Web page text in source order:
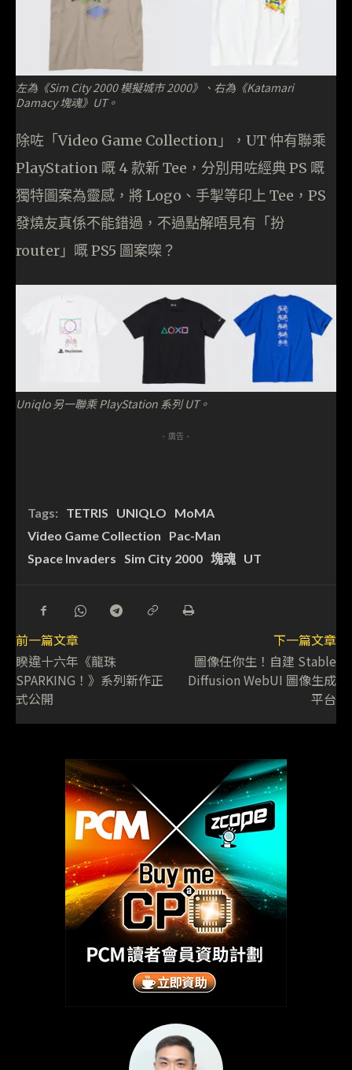
左為《Sim City 2000 模擬城市 2000》、右為《Katamari
Damacy 塊魂》UT。
除咗「Video Game Collection」，UT 仲有聯乘
PlayStation 嘅 4 款新 Tee，分別用咗經典 PS 嘅
獨特圖案為靈感，將 Logo、手掣等印上 Tee，PS
發燒友真係不能錯過，不過點解唔見有「扮
router」嘅 PS5 圖案㗎？
Uniqlo 另一聯乘 PlayStation 系列 UT。
- 廣告 -
Tags: TETRIS UNIQLO
MoMA
Video Game Collection
Pac-Man
Space Invaders Sim City 2000 塊魂 UT
前一篇文章
睽違十六年《龍珠
SPARKING！》系列新作正
式公開
下一篇文章
圖像任你生！自建 Stable
Diffusion WebUI 圖像生成
平台